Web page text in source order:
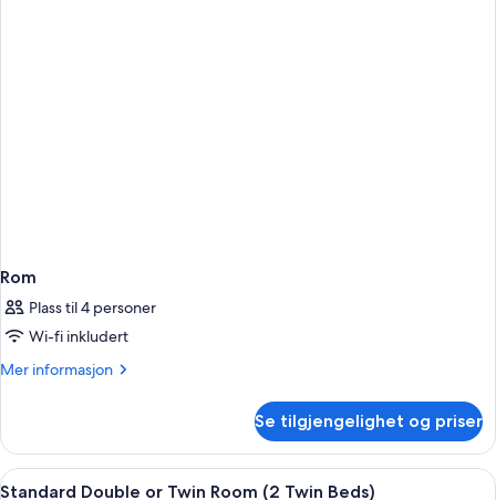
Rom
Plass til 4 personer
Wi-fi inkludert
Mer informasjon
Mer
Se tilgjengelighet og priser
Åpne
Italienske Frette-laken, sengetøy av
8
Standard Double or Twin Room (2 Twin Beds)